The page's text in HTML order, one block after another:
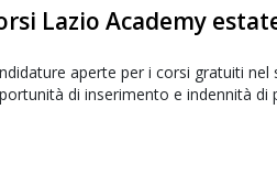
Lazio Academy
aperte per i corsi gratuiti
di inserimento e indennità di